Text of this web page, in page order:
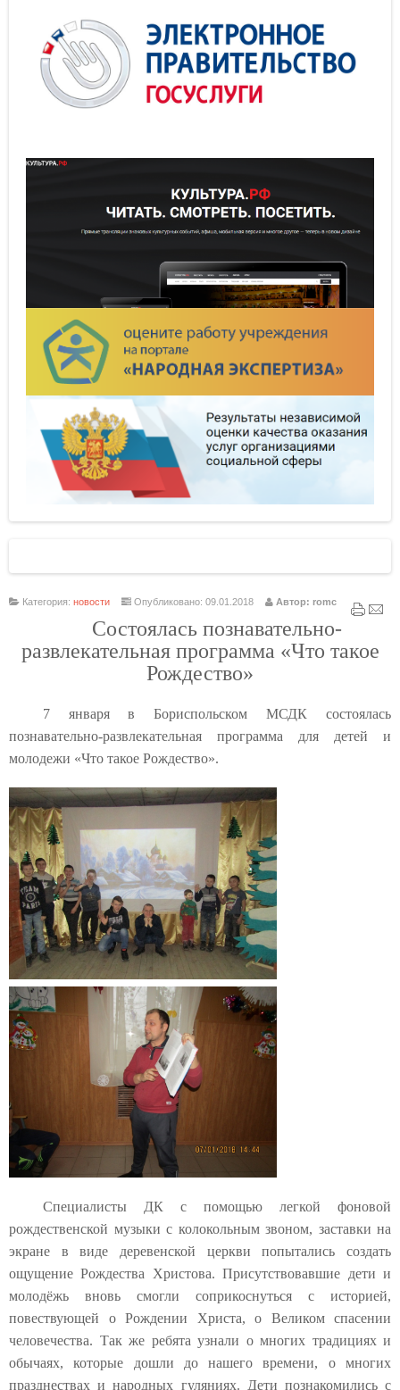
Категория: новости Опубликовано: 09.01.2018 Автор: romc
Состоялась познавательно-
развлекательная программа «Что такое
Рождество»
7 января в Бориспольском МСДК состоялась
познавательно-развлекательная программа для детей и
молодежи «Что такое Рождество».
Специалисты ДК с помощью легкой фоновой
рождественской музыки с колокольным звоном, заставки на
экране в виде деревенской церкви попытались создать
ощущение Рождества Христова. Присутствовавшие дети и
молодёжь вновь смогли соприкоснуться с историей,
повествующей о Рождении Христа, о Великом спасении
человечества. Так же ребята узнали о многих традициях и
обычаях, которые дошли до нашего времени, о многих
празднествах и народных гуляниях. Дети познакомились с